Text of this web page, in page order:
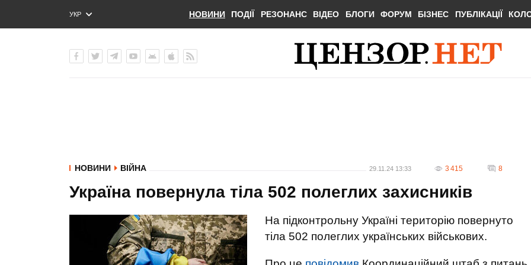
УКР
ENG
НОВИНИ ПОДІЇ РЕЗОНАНС ВІДЕО БЛОГИ ФОРУМ БІЗНЕС ПУБЛІКАЦІЇ
НОВИНИ ВІЙНА 29.11.24 13:33 3 415 8
Україна повернула тіла 502 полеглих захисників
На підконтрольну Україні територію повернуто
тіла 502 полеглих українських військових.